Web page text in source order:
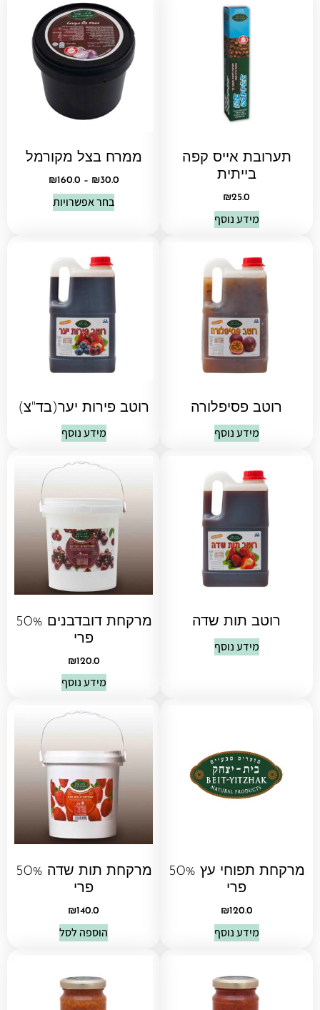
תערובת אייס קפה
בייתית
₪25.0
מידע נוסף
ממרח בצל מקורמל
₪30.0
–
₪160.0
בחר אפשרויות
רוטב פסיפלורה
מידע נוסף
רוטב פירות יער(בד"צ)
מידע נוסף
רוטב תות שדה
מידע נוסף
מרקחת דובדבנים 50%
פרי
₪120.0
מידע נוסף
מרקחת תפוחי עץ 50%
פרי
₪120.0
מידע נוסף
מרקחת תות שדה 50%
פרי
₪140.0
הוספה לסל